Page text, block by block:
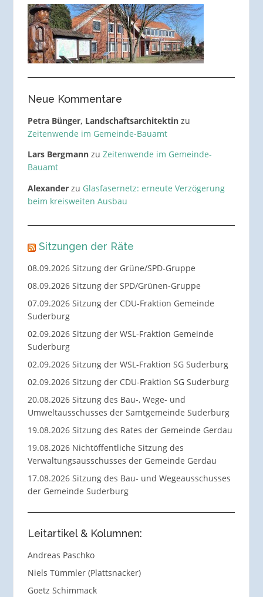
Neue Kommentare
Petra Bünger, Landschaftsarchitektinzu
Zeitenwende im Gemeinde-Bauamt
Lars Bergmannzu Zeitenwende im Gemeinde-
Bauamt
Alexanderzu Glasfasernetz: erneute Verzögerung
beim kreisweiten Ausbau
Sitzungen der Räte
08.09.2026 Sitzung der Grüne/SPD-Gruppe
08.09.2026 Sitzung der SPD/Grünen-Gruppe
07.09.2026 Sitzung der CDU-Fraktion Gemeinde
Suderburg
02.09.2026 Sitzung der WSL-Fraktion Gemeinde
Suderburg
02.09.2026 Sitzung der WSL-Fraktion SG Suderburg
02.09.2026 Sitzung der CDU-Fraktion SG Suderburg
20.08.2026 Sitzung des Bau-, Wege- und
Umweltausschusses der Samtgemeinde Suderburg
19.08.2026 Sitzung des Rates der Gemeinde Gerdau
19.08.2026 Nichtöffentliche Sitzung des
Verwaltungsausschusses der Gemeinde Gerdau
17.08.2026 Sitzung des Bau- und Wegeausschusses
der Gemeinde Suderburg
Leitartikel & Kolumnen:
Andreas Paschko
Niels Tümmler (Plattsnacker)
Goetz Schimmack